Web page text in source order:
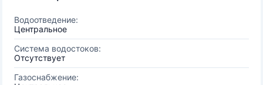
Водоотведение:
Центральное
Система водостоков:
Отсутствует
Газоснабжение: